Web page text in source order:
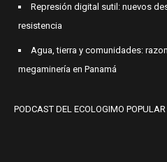
Represión digital sutil: nuevos
resistencia
Agua, tierra y comunidades:
megaminería en Panamá
PODCAST DEL ECOLOGIMO POPULAR